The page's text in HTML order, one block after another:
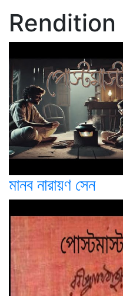
Rendition
মানব নারায়ণ সেন